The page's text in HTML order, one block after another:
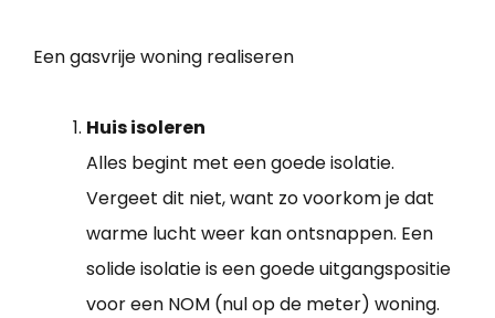
Een gasvrije woning realiseren
Huis isoleren
Alles begint met een goede isolatie.
Vergeet dit niet, want zo voorkom je dat
warme lucht weer kan ontsnappen. Een
solide isolatie is een goede uitgangspositie
voor een NOM (nul op de meter) woning.